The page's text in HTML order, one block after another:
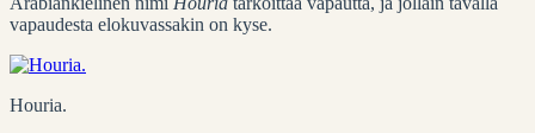
vapaudesta elokuvassakin on kyse.
Houria.